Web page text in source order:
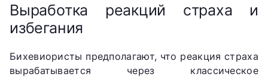
Выработка реакций страха и
избегания
Бихевиористы предполагают, что реакция страха
вырабатывается через классическое